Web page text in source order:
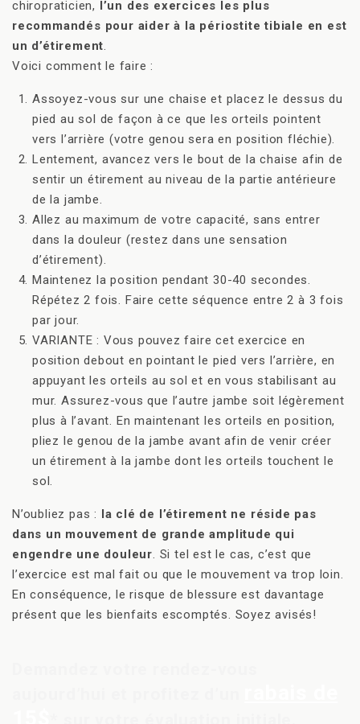
chiropraticien,
l’un des exercices les plus
recommandés pour aider à la périostite tibiale en est
un d’étirement.
Voici comment le faire :
Assoyez-vous sur une chaise et placez le dessus du
pied au sol de façon à ce que les orteils pointent
vers l’arrière (votre genou sera en position fléchie).
Lentement, avancez vers le bout de la chaise afin de
sentir un étirement au niveau de la partie antérieure
de la jambe.
Allez au maximum de votre capacité, sans entrer
dans la douleur (restez dans une sensation
d’étirement).
Maintenez la position pendant 30-40 secondes.
Répétez 2 fois. Faire cette séquence entre 2 à 3 fois
par jour.
VARIANTE : Vous pouvez faire cet exercice en
position debout en pointant le pied vers l’arrière, en
appuyant les orteils au sol et en vous stabilisant au
mur. Assurez-vous que l’autre jambe soit légèrement
plus à l’avant. En maintenant les orteils en position,
pliez le genou de la jambe avant afin de venir créer
un étirement à la jambe dont les orteils touchent le
sol.
N’oubliez pas :
la clé de l’étirement ne réside pas
dans un mouvement de grande amplitude qui
engendre une douleur. Si tel est le cas, c’est que
l’exercice est mal fait ou que le mouvement va trop loin.
En conséquence, le risque de blessure est davantage
présent que les bienfaits escomptés. Soyez avisés!